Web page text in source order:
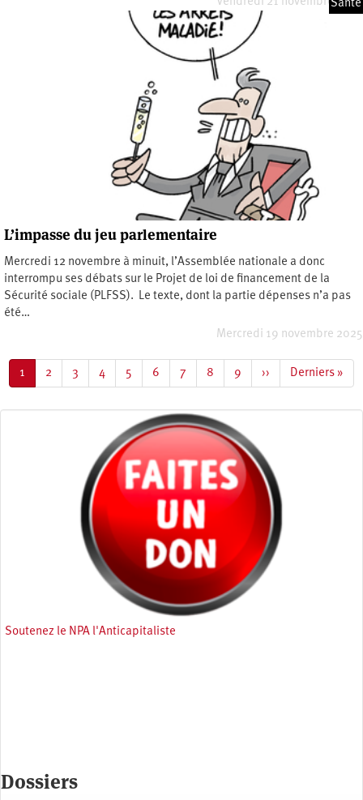
Santé
L’impasse du jeu parlementaire
Mercredi 12 novembre à minuit, l’Assemblée nationale a donc
interrompu ses débats sur le Projet de loi de financement de la
Sécurité sociale (PLFSS). Le texte, dont la partie dépenses n’a pas
été…
Mercredi 19 novembre 2025
Page
courante
1 Page
2 Page
3 Page
4 Page
5 Page
6 Page
7 Page
8 Page
9
Page
suivante
››
Dernière
page
Derniers »
Soutenez le NPA l'Anticapitaliste
Dossiers